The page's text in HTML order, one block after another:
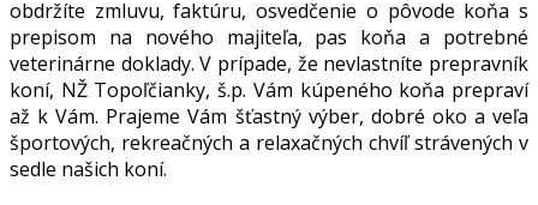
obdržíte zmluvu, faktúru, osvedčenie o pôvode koňa s
prepisom na nového majiteľa, pas koňa a potrebné
veterinárne doklady. V prípade, že nevlastníte prepravník
koní, NŽ Topoľčianky, š.p. Vám kúpeného koňa prepraví
až k Vám. Prajeme Vám šťastný výber, dobré oko a veľa
športových, rekreačných a relaxačných chvíľ strávených v
sedle našich koní.